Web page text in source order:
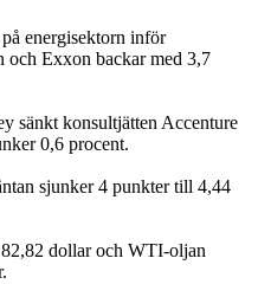
energisektorn inför
och Exxon backar med 3,7
sänkt konsultjätten Accenture
0,6 procent.
sjunker 4 punkter till 4,44
dollar och WTI-oljan